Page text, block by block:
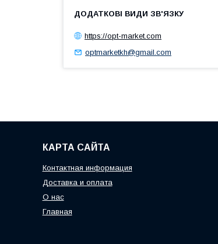
https://opt-market.com
optmarketkh@gmail.com
КАРТА САЙТА
Контактная информация
Доставка и оплата
О нас
Главная